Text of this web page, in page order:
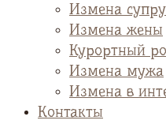
Измена
Измена жены
Курортный
Измена мужа
Измена в
Контакты